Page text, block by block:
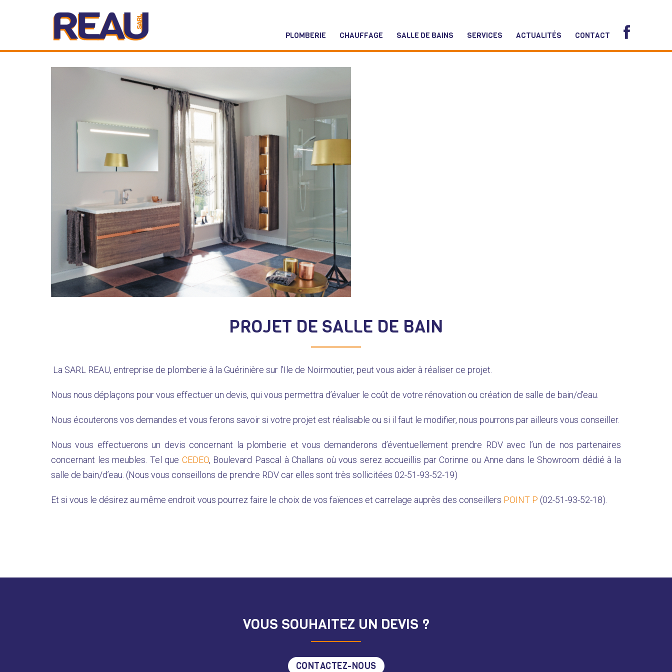
REAU PLOMBERIE
PLOMBERIE CHAUFFAGE SALLE DE BAINS SERVICES ACTUALITÉS CONTACT
PROJET DE SALLE DE BAIN
La SARL REAU, entreprise de plomberie à la Guérinière sur l’Ile de Noirmoutier, peut vous aider à réaliser ce projet.
Nous nous déplaçons pour vous effectuer un devis, qui vous permettra d’évaluer le coût de votre rénovation ou création de salle de bain/d’eau.
Nous écouterons vos demandes et vous ferons savoir si votre projet est réalisable ou si il faut le modifier, nous pourrons par ailleurs vous conseiller.
Nous vous effectuerons un devis concernant la plomberie et vous demanderons d’éventuellement prendre RDV avec l’un de nos partenaires
concernant les meubles. Tel que CEDEO, Boulevard Pascal à Challans où vous serez accueillis par Corinne ou Anne dans le Showroom dédié à la
salle de bain/d’eau. (Nous vous conseillons de prendre RDV car elles sont très sollicitées 02-51-93-52-19)
Et si vous le désirez au même endroit vous pourrez faire le choix de vos faïences et carrelage auprès des conseillers POINT P (02-51-93-52-18).
VOUS SOUHAITEZ UN DEVIS ?
CONTACTEZ-NOUS